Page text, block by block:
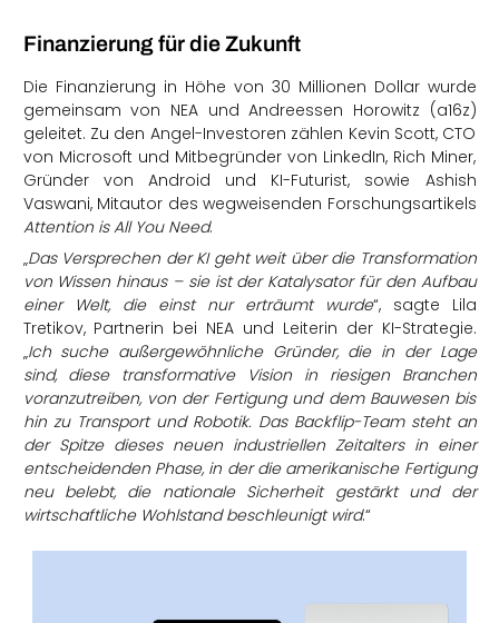
Finanzierung für die Zukunft
Die Finanzierung in Höhe von 30 Millionen Dollar wurde
gemeinsam von NEA und Andreessen Horowitz (a16z)
geleitet. Zu den Angel-Investoren zählen Kevin Scott, CTO
von Microsoft und Mitbegründer von LinkedIn, Rich Miner,
Gründer von Android und KI-Futurist, sowie Ashish
Vaswani, Mitautor des wegweisenden Forschungsartikels
Attention is All You Need.
„Das Versprechen der KI geht weit über die Transformation
von Wissen hinaus – sie ist der Katalysator für den Aufbau
einer Welt, die einst nur erträumt wurde“, sagte Lila
Tretikov, Partnerin bei NEA und Leiterin der KI-Strategie.
„Ich suche außergewöhnliche Gründer, die in der Lage
sind, diese transformative Vision in riesigen Branchen
voranzutreiben, von der Fertigung und dem Bauwesen bis
hin zu Transport und Robotik. Das Backflip-Team steht an
der Spitze dieses neuen industriellen Zeitalters in einer
entscheidenden Phase, in der die amerikanische Fertigung
neu belebt, die nationale Sicherheit gestärkt und der
wirtschaftliche Wohlstand beschleunigt wird.“